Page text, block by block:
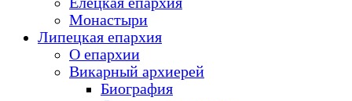
Монастыри
Липецкая епархия
О епархии
Викарный архиерей
Биография